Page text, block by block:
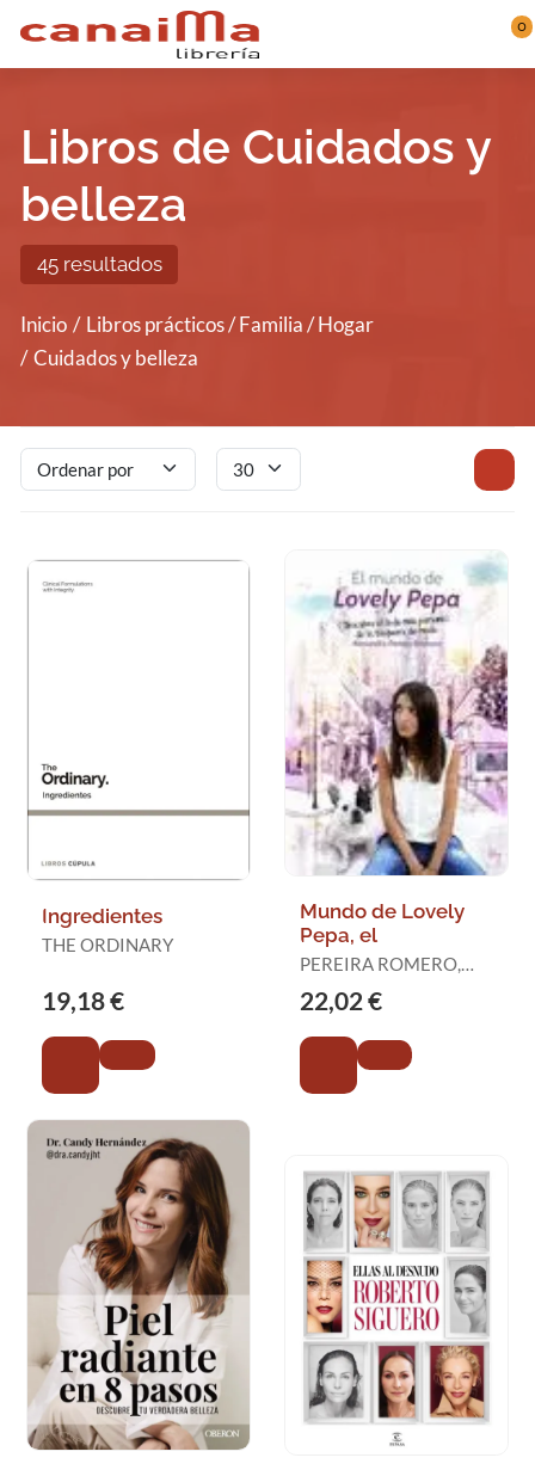
Saltar al contenido principal 0
Libros de Cuidados y
belleza
45 resultados
Inicio
Libros prácticos / Familia / Hogar
Cuidados y belleza
Ingredientes
THE ORDINARY
19,18 €
Mundo de Lovely
Pepa, el
PEREIRA ROMERO,
22,02 €